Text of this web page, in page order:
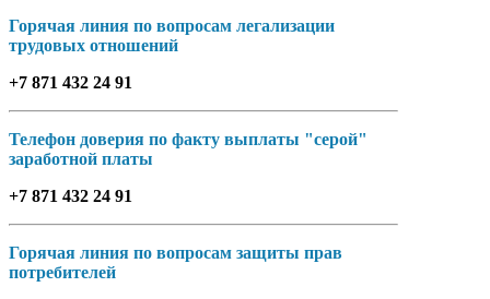
Горячая линия по вопросам легализации
трудовых отношений
+7 871 432 24 91
Телефон доверия по факту выплаты "серой"
заработной платы
+7 871 432 24 91
Горячая линия по вопросам защиты прав
потребителей